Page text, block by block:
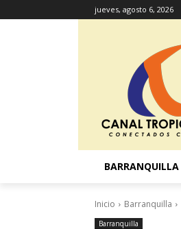
jueves, agosto 6, 2026
BARRANQUILLA
Inicio Barranquilla
Barranquilla